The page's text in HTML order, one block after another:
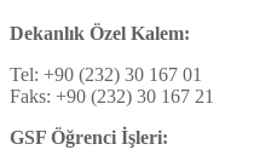
Dekanlık Özel Kalem:
Tel: +90 (232) 30 167 01
Faks: +90 (232) 30 167 21
GSF Öğrenci İşleri: